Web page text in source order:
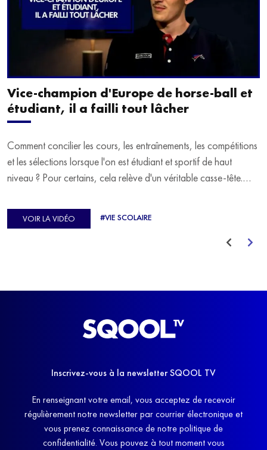
Vice-champion d'Europe de horse-ball et
étudiant, il a failli tout lâcher
Comment concilier les cours, les entraînements, les compétitions
et les sélections lorsque l'on est étudiant et sportif de haut
niveau ? Pour certains, cela relève d'un véritable casse-tête.
d'Europe de Horse-ball, qui a failli abandonner ses études
avant de trouver un nouvel équilibre.
VOIR LA VIDÉO #VIE SCOLAIRE
Inscrivez-vous à la newsletter SQOOL TV
En renseignant votre email, vous acceptez de recevoir
régulièrement notre newsletter par courrier électronique et
vous prenez connaissance de notre politique de
confidentialité. Vous pouvez à tout moment vous